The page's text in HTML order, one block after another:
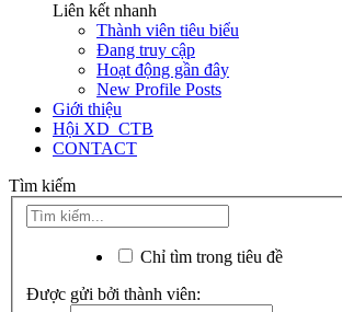
Liên kết nhanh
Thành viên tiêu biểu
Đang truy cập
Hoạt động gần đây
New Profile Posts
Giới thiệu
Hội XD_CTB
CONTACT
Tìm kiếm
Chỉ tìm trong tiêu đề
Được gửi bởi thành viên: